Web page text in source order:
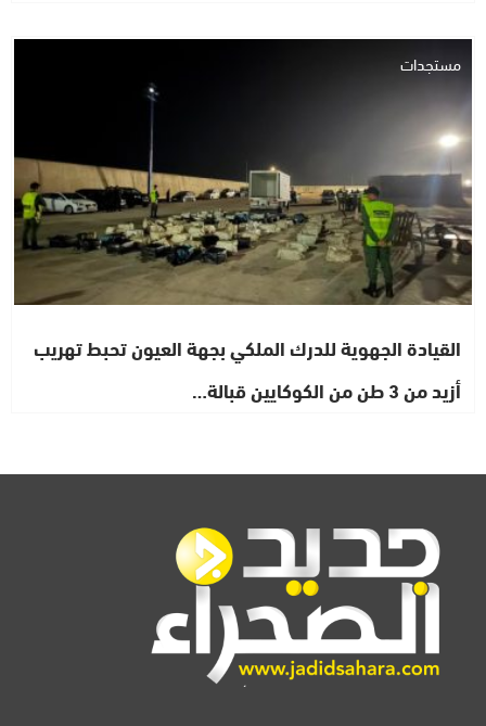
مستجدات
القيادة الجهوية للدرك الملكي بجهة العيون تحبط تهريب
أزيد من 3 طن من الكوكايين قبالة…